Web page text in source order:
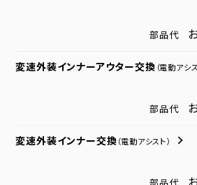
部品代
変速外装インナーアウター交換 （電動アシス
部品代
変速外装インナー交換 （電動アシスト）